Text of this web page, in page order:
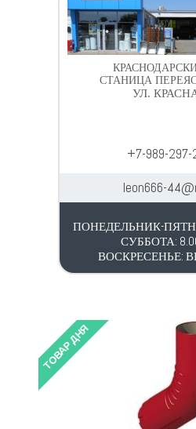
СТАНИЦА
УЛ.
+7-989-
leon666-
ПОНЕДЕЛЬНИК-
СУББОТА:
ВОСКРЕСЕНЬЕ:
ТОВАР ДНЯ